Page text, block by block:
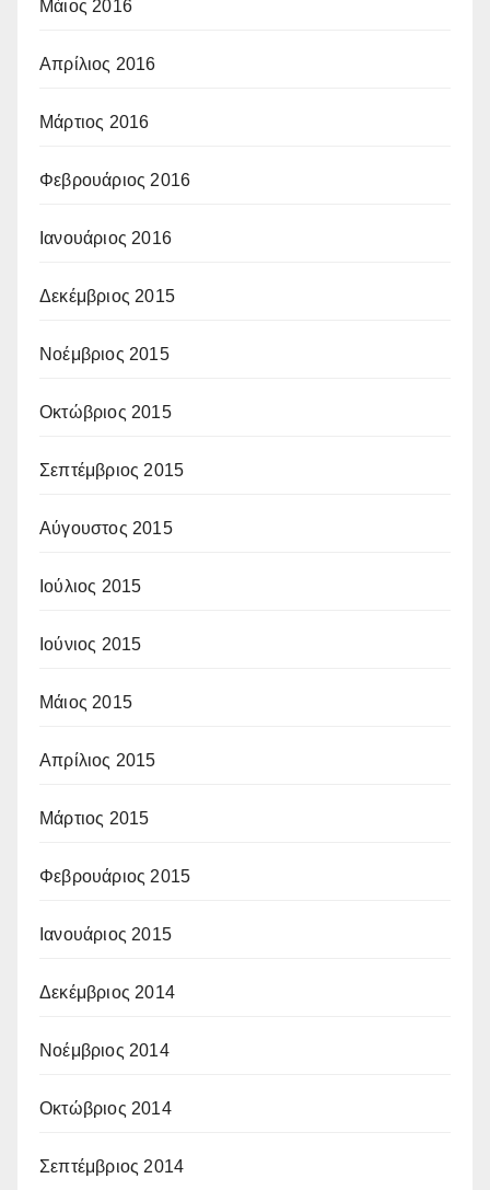
Μάιος 2016
Απρίλιος 2016
Μάρτιος 2016
Φεβρουάριος 2016
Ιανουάριος 2016
Δεκέμβριος 2015
Νοέμβριος 2015
Οκτώβριος 2015
Σεπτέμβριος 2015
Αύγουστος 2015
Ιούλιος 2015
Ιούνιος 2015
Μάιος 2015
Απρίλιος 2015
Μάρτιος 2015
Φεβρουάριος 2015
Ιανουάριος 2015
Δεκέμβριος 2014
Νοέμβριος 2014
Οκτώβριος 2014
Σεπτέμβριος 2014